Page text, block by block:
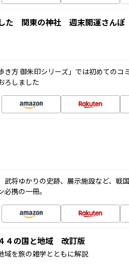
た 関東の神社 週末開運さんぽ
き方 御朱印シリーズ」では初めてのコ
ろしました
武将ゆかりの史跡、展示施設など、戦
携の一冊。
４の国と地域 改訂版
域を旅の雑学とともに解説